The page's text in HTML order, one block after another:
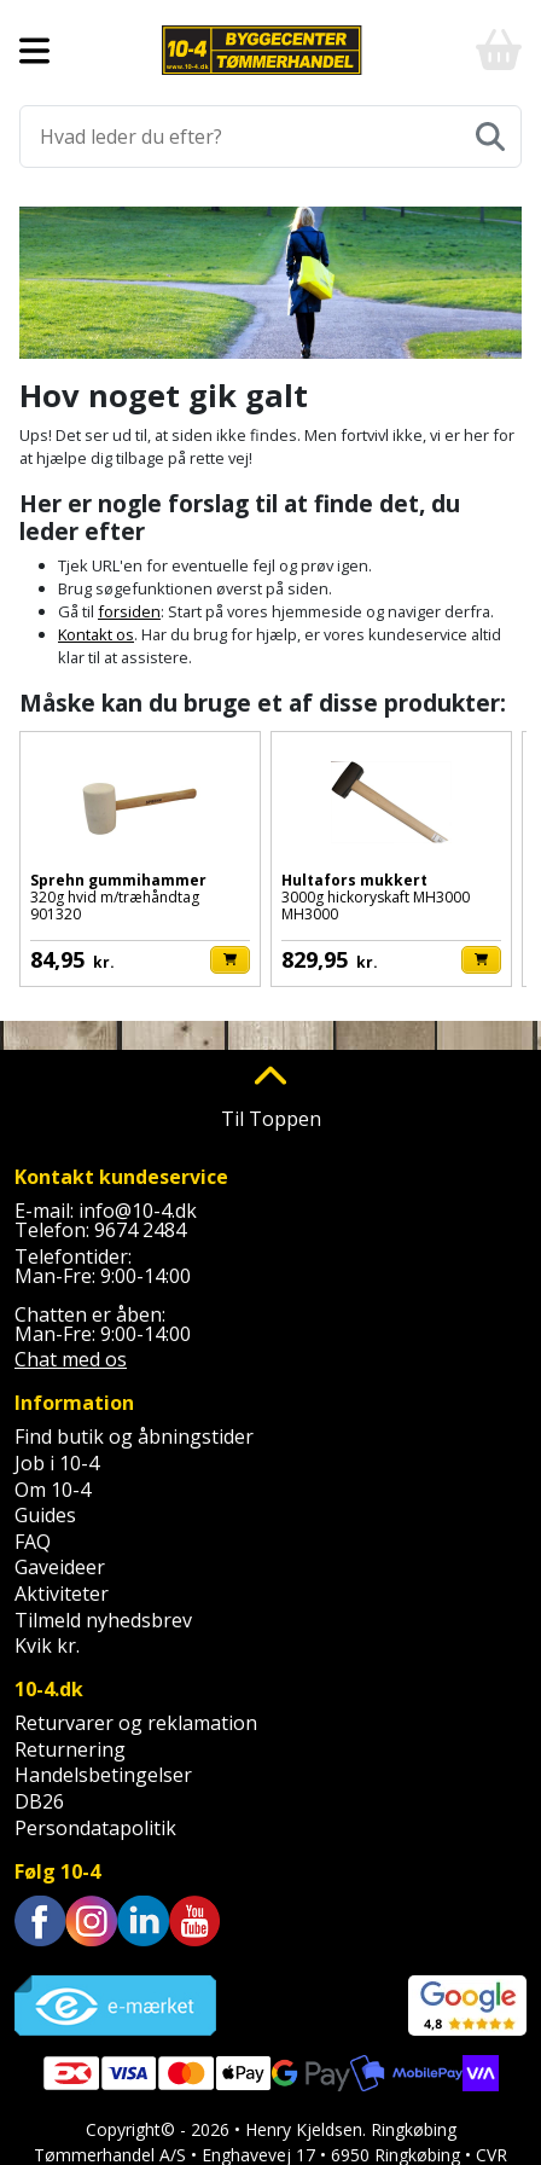
Aluprofiler
Armering
Asfalt
Befæstigelse
Byggeplader
Cement
og
mørtel
Damp-
og
vindspærre
dørgreb
lås
Fliseopsætning
og
Garageport
Gelænder
Gips
Grundmursplader
Hardieplank
brædder
Hemsestige
Isolering
Komposit
terrassebrædder
Lecablokke
og
fundablokke
Lofter
Lofttrapper
Murbinder
Murpap
og
murfolie
Gulve
Fliser
og
klinker
Gulvtilbehør
Gulvunderlag
Gulvvarme
Laminatgulv
Vinylgulv
Værktøj
Afmærkning
Arbejdsbuk
Bærehåndtag
Båndstrammer
og
løftebånd
Blæselampe
Blindnitter
Byggepladshegn
Byggepladstrapper
Donkraft
Dorn
skumpistol
Gevindskærer
Gipsværktøj
Glasløfter
Glasskærer
Hæftepistol
og
-
hammer
Hammer
Høvl
Kiler
Kloakrenser
og
hobbykniv
Koben
Kridtsnor
Lærlingesæt
Landmålerstok
Elværktøj
Afkortersav
Arbejdsbord
Arbejdslamper
og
belysning
Arbejdsradio
Bajonetsav
Bajonetsavklinge
Båndsav
Båndsliber
og
bænksliber
Bindemaskine
Bits
Bor
Bordrundsav
Bore-
og
skruemaskine
Borehammer
Boremaskinetilbehør
Detektor
Diamantskæremaskine
Diamantslibertilbehør
Dykkerpistol
Dyksav
Excentersliber
Excenterslibertilbehør
Fedtsprøjte
Flamingoskærer
Havemaskiner
Buskrydder
Dykpumpe
Fejemaskine
Generator
Græstrimmer
Hækkeklipper
Højtryksrenser
Husvandværk
Kompostkværn
og
Motorsav
og
kædesav
Motorsav
og
kædesav
tilbehør
Pælebor
Plæneklipper
Plæneklipper
tilbehør
Robotplæneklipper
Robotplæneklipper
tilbehør
Vandpumpe
Vertikalskærer
/
mosfjerner
Vinduesvasker
have
og
fritid
Affaldssortering
Affugter
Bålfad
bålsted
Belægningssten
Belysning
Beslag
Bilpleje
og
Brændeovn
Brandslukker
Brugskunst
Camping
Damprengøring
Dørmåtte
Dørrist
Drivhus
Drivhustilbehør
Elartikler
Flagstænger
til
hus
og
have
Fuglefoderhus
Garderobe
opbevaring
Gavekort
Maling
Afdækning
til
malerarbejde
Gulvplejemidler
Maling
Maling
udendørs
Spartelmasse
til
væg
Tape
VVS
Armatur
vandhaner
afløb
Pex
rør
Radiator
Stålvask
Ventilation
og
indeklima
Beklædning
BørnOutlet
Tilbudsavis
Log
ind
Kvik
Gaveideer
Aktiviteter
-
billigt
og
-
Klik
og
byg
Hov noget gik galt
Ups! Det ser ud til, at siden ikke findes. Men fortvivl ikke, vi er her for
at hjælpe dig tilbage på rette vej!
Her er nogle forslag til at finde det, du
leder efter
Tjek URL'en for eventuelle fejl og prøv igen.
Brug søgefunktionen øverst på siden.
Gå til forsiden: Start på vores hjemmeside og naviger derfra.
Kontakt os. Har du brug for hjælp, er vores kundeservice altid
klar til at assistere.
Måske kan du bruge et af disse produkter:
Sprehn gummihammer
320g hvid m/træhåndtag
901320
84,95 kr.
Hultafors mukkert
3000g hickoryskaft MH3000
MH3000
829,95 kr.
Til Toppen
Kontakt kundeservice
E-mail: info@10-4.dk
Telefon: 9674 2484
Telefontider:
Man-Fre: 9:00-14:00
Chatten er åben:
Man-Fre: 9:00-14:00
Chat med os
Information
Find butik og åbningstider
Job i 10-4
Om 10-4
Guides
FAQ
Gaveideer
Aktiviteter
Tilmeld nyhedsbrev
Kvik kr.
10-4.dk
Returvarer og reklamation
Returnering
Handelsbetingelser
DB26
Persondatapolitik
Følg 10-4
Copyright© - 2026 • Henry Kjeldsen. Ringkøbing
Tømmerhandel A/S • Enghavevej 17 • 6950 Ringkøbing • CVR